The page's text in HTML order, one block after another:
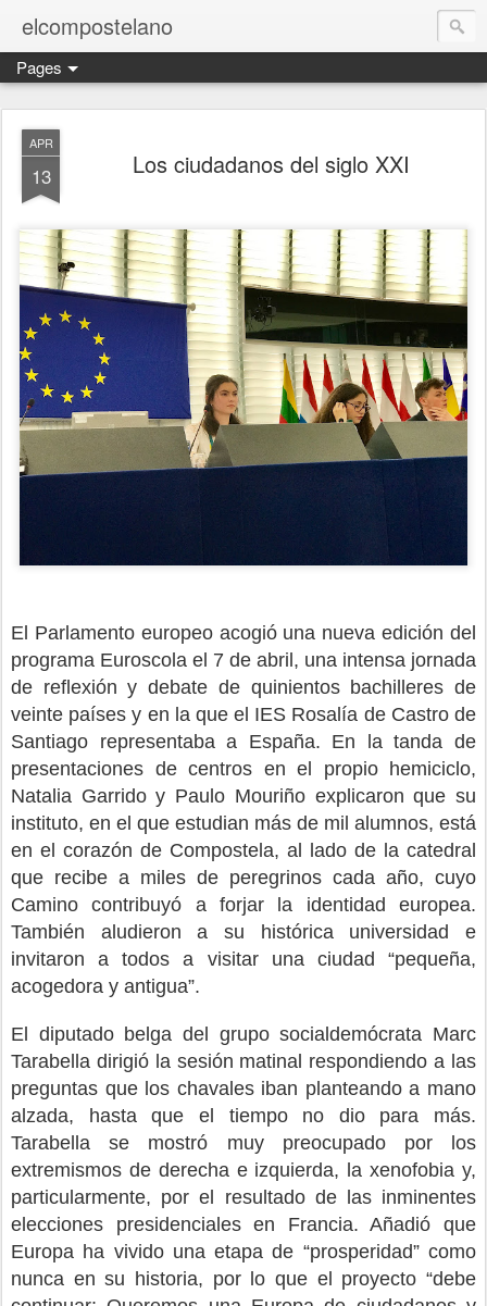
elcompostelano
Pages
APR
13 Los ciudadanos del siglo XXI
El Parlamento europeo acogió una nueva edición del
programa Euroscola el 7 de abril, una intensa jornada
de reflexión y debate de quinientos bachilleres de
veinte países y en la que el IES Rosalía de Castro de
Santiago representaba a España. En la tanda de
presentaciones de centros en el propio hemiciclo,
Natalia Garrido y Paulo Mouriño explicaron que su
instituto, en el que estudian más de mil alumnos, está
en el corazón de Compostela, al lado de la catedral
que recibe a miles de peregrinos cada año, cuyo
Camino contribuyó a forjar la identidad europea.
También aludieron a su histórica universidad e
invitaron a todos a visitar una ciudad “pequeña,
acogedora y antigua”.
El diputado belga del grupo socialdemócrata Marc
Tarabella dirigió la sesión matinal respondiendo a las
preguntas que los chavales iban planteando a mano
alzada, hasta que el tiempo no dio para más.
Tarabella se mostró muy preocupado por los
extremismos de derecha e izquierda, la xenofobia y,
particularmente, por el resultado de las inminentes
elecciones presidenciales en Francia. Añadió que
Europa ha vivido una etapa de “prosperidad” como
nunca en su historia, por lo que el proyecto “debe